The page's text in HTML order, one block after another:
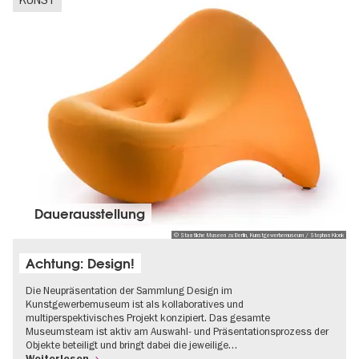
© Staatliche Museen zu Berlin, Kunstgewerbemuseum / Stephan Klonk
Dauer­aus­stel­lung
Achtung: Design!
Die Neupräsentation der Sammlung Design im
Kunstgewerbemuseum ist als kollaboratives und
multiperspektivisches Projekt konzipiert. Das gesamte
Museumsteam ist aktiv am Auswahl- und Präsentationsprozess der
Objekte beteiligt und bringt dabei die jeweilige…